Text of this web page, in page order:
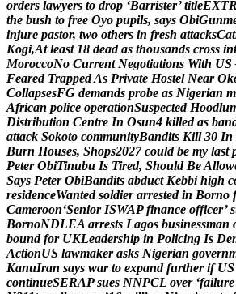
orders lawyers to drop ‘Barrister’ titleEXTR
the bush to free Oyo pupils, says ObiGunm
injure pastor, two others in fresh attacksCat
Kogi,At least 18 dead as thousands cross int
MoroccoNo Current Negotiations With US
Feared TrappedAs Private Hostel Near Ok
CollapsesFG demands probe as Nigerian m
African police operationSuspected Hoodlu
Distribution Centre In Osun4 killed as ban
attack Sokoto communityBandits Kill 30 In
Burn Houses, Shops2027 could be my last
Peter ObiTinubu Is Tired, Should BeAllow
Says Peter ObiBandits abduct Kebbi high c
residenceWanted soldier arrested in Borno f
Cameroon‘Senior ISWAP finance officer’ s
BornoNDLEA arrests Lagos businessman
bound for UKLeadership in Policing Is De
ActionUS lawmaker asks Nigerian govern
KanuIran says war to expand further if US
continueSERAP sues NNPCL over ‘failure